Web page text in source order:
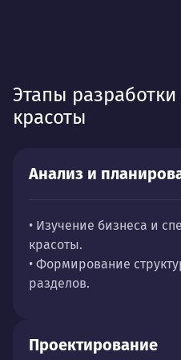
Этапы
красоты
Анализ и
• Изучение бизнеса и
красоты.
• Формирование
разделов.
Проектирование